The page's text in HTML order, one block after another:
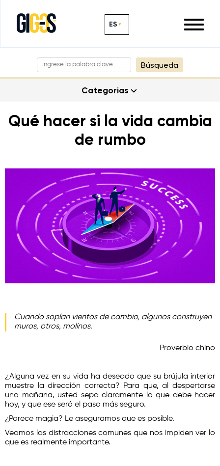
ES
Categorias
Búsqueda
Qué hacer si la vida cambia
de rumbo
Cuando soplan vientos de cambio, algunos construyen
muros, otros, molinos.
Proverbio chino
¿Alguna vez en su vida ha deseado que su brújula interior
muestre la dirección correcta? Para que, al despertarse
una mañana, usted sepa claramente lo que debe hacer
hoy, y que ese será el paso más seguro.
¿Parece magia? Le aseguramos que es posible.
Veamos las distracciones comunes que nos impiden ver lo
que es realmente importante.